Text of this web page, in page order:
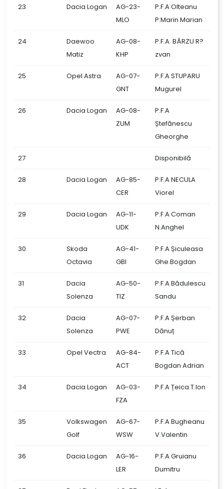
23 Dacia Logan
AG-23-
MLO
P.F.A Olteanu
P.Marin Marian
24
Daewoo
Matiz
AG-08-
KHP
P.F.A. BÂRZU R?
zvan
25 Opel Astra
AG-07-
GNT
P.F.A STUPARU
Mugurel
26 Dacia Logan
AG-08-
ZUM
P.F.A
Ștefănescu
Gheorghe
27 Disponibilă
28 Dacia Logan
AG-85-
CER
P.F.A NECULA
Viorel
29 Dacia Logan
AG-11-
UDK
P.F.A Coman
N.Anghel
30
Skoda
Octavia
AG-41-
GBI
P.F.A Șiculeasa
Ghe.Bogdan
31
Dacia
Solenza
AG-50-
TIZ
P.F.A Bădulescu
Sandu
32
Dacia
Solenza
AG-07-
PWE
P.F.A Șerban
Dănuț
33 Opel Vectra
AG-84-
ACT
P.F.A Tică
Bogdan Adrian
34 Dacia Logan
AG-03-
FZA
P.F.A Țeica T.Ion
35
Volkswagen
Golf
AG-67-
WSW
P.F.A Bugheanu
V.Valentin
36 Dacia Logan
AG-16-
LER
P.F.A Gruianu
Dumitru